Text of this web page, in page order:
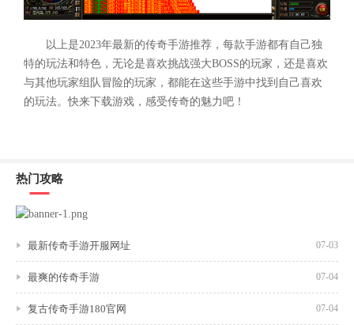
以上是2023年最新的传奇手游推荐，每款手游都有自己独
特的玩法和特色，无论是喜欢挑战强大BOSS的玩家，还是喜欢
与其他玩家组队冒险的玩家，都能在这些手游中找到自己喜欢
的玩法。快来下载游戏，感受传奇的魅力吧！
热门攻略
最新传奇手游开服网址 07-03
最爽的传奇手游 07-04
复古传奇手游180官网 07-04